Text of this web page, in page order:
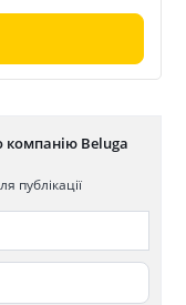
компанію Beluga
публікації